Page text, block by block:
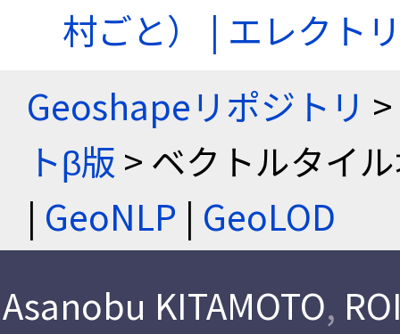
村ごと） | エレクト
Geoshapeリポジトリ >
トβ版 > ベクトルタイ
| GeoNLP | GeoLOD
Asanobu KITAMOTO,